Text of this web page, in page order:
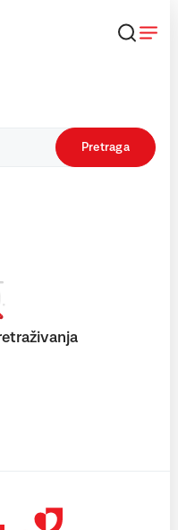
Pretraga